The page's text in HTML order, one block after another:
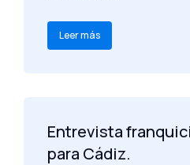
Leer más
Entrevista
para Cádiz.